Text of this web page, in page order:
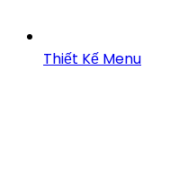
Thiết Kế Menu